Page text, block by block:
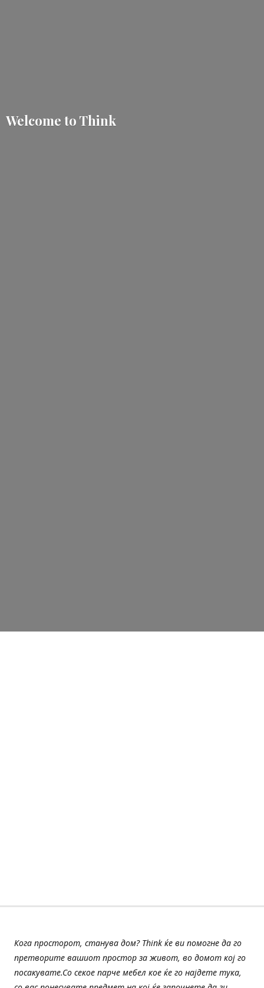
Welcome to Think
Кога просторот, станува дом? Think ќе ви помогне да го
претворите вашиот простор за живот, во домот кој го
посакувате.Со секое парче мебел кое ќе го најдете тука,